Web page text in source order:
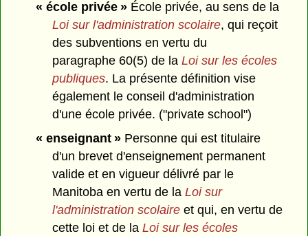
« école privée »École privée, au sens de la
Loi sur l'administration scolaire, qui reçoit
des subventions en vertu du
paragraphe 60(5) de laLoi sur les écoles
publiques. La présente définition vise
également le conseil d'administration
d'une école privée. ("private school")
« enseignant »Personne qui est titulaire
d'un brevet d'enseignement permanent
valide et en vigueur délivré par le
Manitoba en vertu de laLoi sur
l'administration scolaire et qui, en vertu de
cette loi et de laLoi sur les écoles